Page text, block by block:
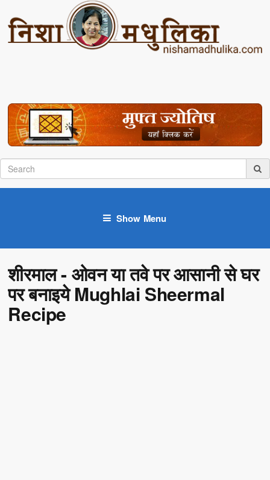
Show Menu
शीरमाल - ओवन या तवे पर आसानी से घर
पर बनाइये Mughlai Sheermal
Recipe